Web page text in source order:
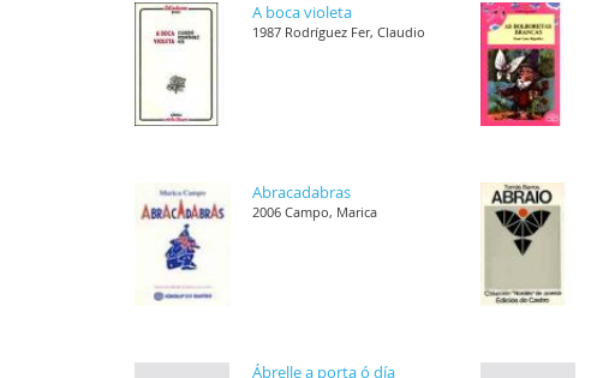
A boca violeta
1987 Rodríguez Fer, Claudio
Abracadabras
2006 Campo, Marica
Ábrelle a porta ó día